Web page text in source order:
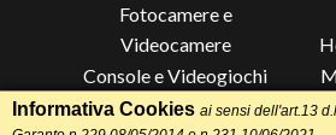
Fotocamere e
Videocamere
Console e Videogiochi
Piccoli Elettrodomestici
Informativa Cookies ai sensi dell'art.13